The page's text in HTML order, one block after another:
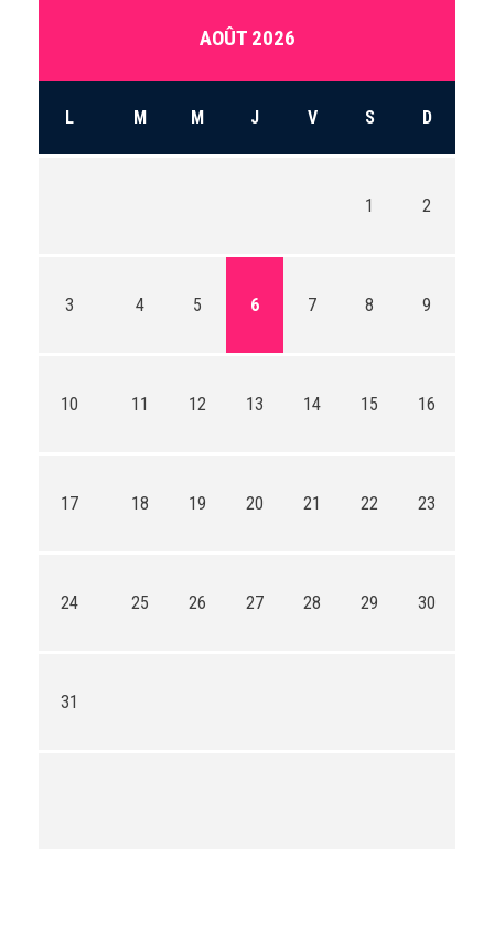
AOÛT 2026
L M M J V S D
1 2
3 4 5 6 7 8 9
10 11 12 13 14 15 16
17 18 19 20 21 22 23
24 25 26 27 28 29 30
31